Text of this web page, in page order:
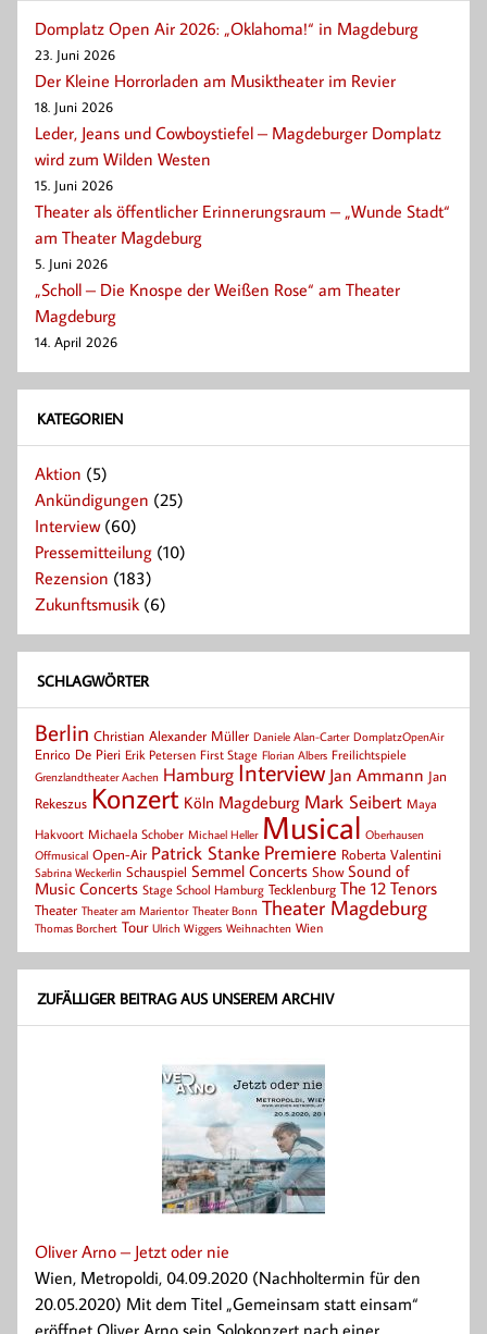
Domplatz Open Air 2026: „Oklahoma!“ in Magdeburg
23. Juni 2026
Der Kleine Horrorladen am Musiktheater im Revier
18. Juni 2026
Leder, Jeans und Cowboystiefel – Magdeburger Domplatz
wird zum Wilden Westen
15. Juni 2026
Theater als öffentlicher Erinnerungsraum – „Wunde Stadt“
am Theater Magdeburg
5. Juni 2026
„Scholl – Die Knospe der Weißen Rose“ am Theater
Magdeburg
14. April 2026
KATEGORIEN
Aktion (5)
Ankündigungen (25)
Interview(60)
Pressemitteilung (10)
Rezension (183)
Zukunftsmusik (6)
SCHLAGWÖRTER
Berlin Christian Alexander Müller Daniele Alan-Carter DomplatzOpenAir
Enrico De Pieri Erik Petersen First Stage Florian Albers Freilichtspiele
Grenzlandtheater Aachen Hamburg Interview Jan Ammann Jan
Rekeszus Konzert Köln Magdeburg Mark Seibert Maya
Hakvoort Michaela Schober Michael Heller Musical Oberhausen
Offmusical Open-Air Patrick Stanke Premiere Roberta Valentini
Sabrina Weckerlin Schauspiel Semmel Concerts Show Sound of
Music Concerts Stage School Hamburg Tecklenburg The 12 Tenors
Theater Theater am Marientor Theater Bonn Theater Magdeburg
Thomas Borchert Tour Ulrich Wiggers Weihnachten Wien
ZUFÄLLIGER BEITRAG AUS UNSEREM ARCHIV
Oliver Arno – Jetzt oder nie
Wien, Metropoldi, 04.09.2020 (Nachholtermin für den
20.05.2020) Mit dem Titel „Gemeinsam statt einsam“
eröffnet Oliver Arno sein Solokonzert nach einer